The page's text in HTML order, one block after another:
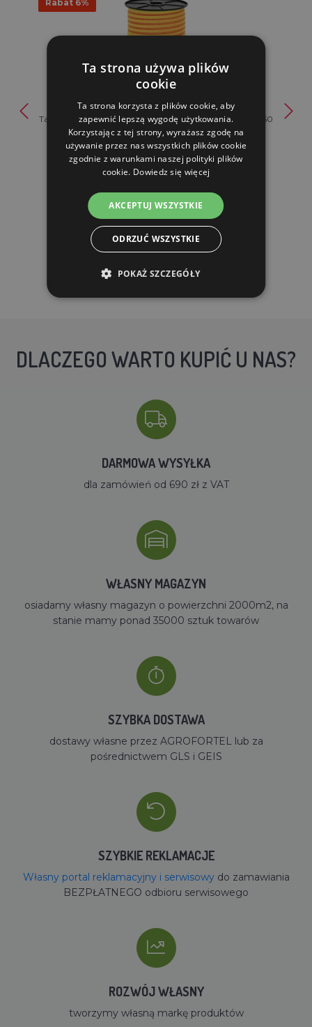
Rabat 6%
Taśma do ogrodzenia elektrycznego, średnica 10 mm, 250
m, żó...
46.60 zl
43.80 zl
W MAGAZYNIE
DO KOSZYKA
DLACZEGO WARTO KUPIĆ U NAS?
DARMOWA WYSYŁKA
dla zamówień od 690 zł z VAT
WŁASNY MAGAZYN
osiadamy własny magazyn o powierzchni 2000m2, na
stanie mamy ponad 35000 sztuk towarów
SZYBKA DOSTAWA
dostawy własne przez AGROFORTEL lub za
pośrednictwem GLS i GEIS
SZYBKIE REKLAMACJE
Własny portal reklamacyjny i serwisowydo zamawiania
BEZPŁATNEGO odbioru serwisowego
ROZWÓJ WŁASNY
tworzymy własną markę produktów
Ta strona używa plików
cookie
Ta strona korzysta z plików cookie, aby
zapewnić lepszą wygodę użytkowania.
Korzystając z tej strony, wyrażasz zgodę na
używanie przez nas wszystkich plików cookie
zgodnie z warunkami naszej polityki plików
cookie. Dowiedz się więcej
AKCEPTUJ WSZYSTKIE
ODRZUĆ WSZYSTKIE
POKAŻ SZCZEGÓŁY